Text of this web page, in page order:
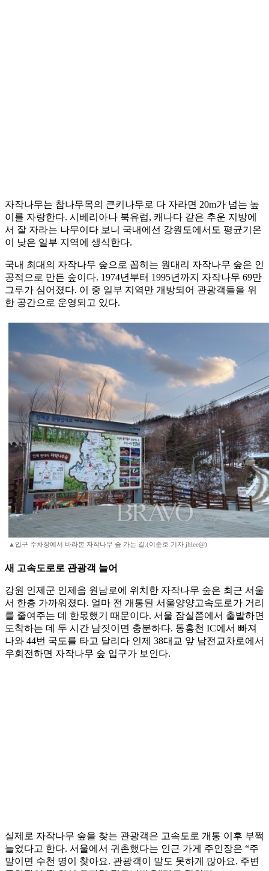
자작나무는 참나무목의 큰키나무로 다 자라면 20m가 넘는 높
이를 자랑한다. 시베리아나 북유럽, 캐나다 같은 추운 지방에
서 잘 자라는 나무이다 보니 국내에선 강원도에서도 평균기온
이 낮은 일부 지역에 생식한다.
국내 최대의 자작나무 숲으로 꼽히는 원대리 자작나무 숲은 인
공적으로 만든 숲이다. 1974년부터 1995년까지 자작나무 69만
그루가 심어졌다. 이 중 일부 지역만 개방되어 관광객들을 위
한 공간으로 운영되고 있다.
▲입구 주차장에서 바라본 자작나무 숲 가는 길.(이준호 기자 jhlee@)
새 고속도로로 관광객 늘어
강원 인제군 인제읍 원남로에 위치한 자작나무 숲은 최근 서울
서 한층 가까워졌다. 얼마 전 개통된 서울양양고속도로가 거리
를 줄여주는 데 한몫했기 때문이다. 서울 잠실쯤에서 출발하면
도착하는 데 두 시간 남짓이면 충분하다. 동홍천 IC에서 빠져
나와 44번 국도를 타고 달리다 인제 38대교 앞 남전교차로에서
우회전하면 자작나무 숲 입구가 보인다.
실제로 자작나무 숲을 찾는 관광객은 고속도로 개통 이후 부쩍
늘었다고 한다. 서울에서 귀촌했다는 인근 가게 주인장은 “주
말이면 수천 명이 찾아요. 관광객이 말도 못하게 많아요. 주변